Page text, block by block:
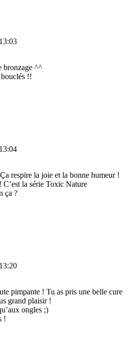
13:03
bronzage ^^
!!
13:04
respire la joie et la bonne humeur !
C’est la série Toxic Nature
ça ?
13:20
pimpante ! Tu as pris une belle cure
grand plaisir !
ongles ;)
!